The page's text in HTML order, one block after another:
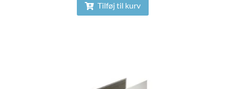
Tilføj til kurv